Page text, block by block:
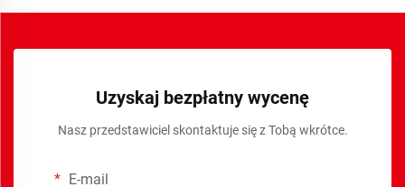
Uzyskaj bezpłatny wycenę
Nasz przedstawiciel skontaktuje się z Tobą wkrótce.
E-mail